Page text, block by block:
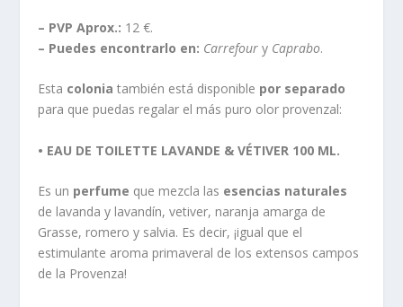
– PVP Aprox.: 12 €.
– Puedes encontrarlo en: Carrefour y Caprabo.
Esta colonia también está disponible por separado
para que puedas regalar el más puro olor provenzal:
• EAU DE TOILETTE LAVANDE & VÉTIVER 100 ML.
Es un perfume que mezcla las esencias naturales
de lavanda y lavandín, vetiver, naranja amarga de
Grasse, romero y salvia. Es decir, ¡igual que el
estimulante aroma primaveral de los extensos campos
de la Provenza!